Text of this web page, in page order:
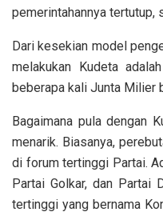
pemerintahannya tertutup,
Dari kesekian model
melakukan Kudeta
beberapa kali Junta Milier
Bagaimana pula dengan
menarik. Biasanya,
di forum tertinggi Partai.
Partai Golkar, dan Partai
tertinggi yang bernama